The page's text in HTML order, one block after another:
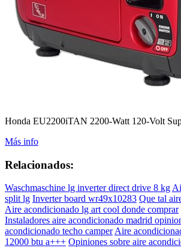
Honda EU2200iTAN 2200-Watt 120-Volt
Más info
Relacionados:
Waschmaschine lg inverter direct drive 8 kg
split lg Inverter board wr49x10283 Que tal
Aire acondicionado lg art cool donde comprar
Instaladores aire acondicionado madrid
acondicionado techo camper Aire
12000 btu a+++ Opiniones sobre aire